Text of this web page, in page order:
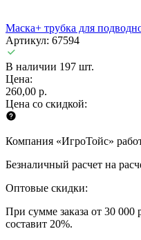
Маска+ трубка для
Артикул: 67594
В наличии 197 шт.
Цена:
260,00 р.
Цена со скидкой:
Компания «ИгроТойс»
Безналичный расчет на
Оптовые скидки:
При сумме заказа от 30 000
составит 20%.